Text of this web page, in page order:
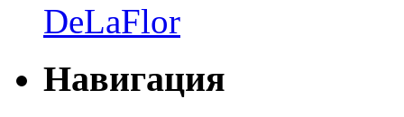
DeLaFlor
Навигация